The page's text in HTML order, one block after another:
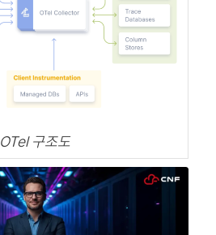
OTel 구조도